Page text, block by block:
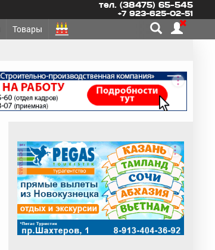
тел. (38475) 65-545
+7 923-625-02-51
Товары
реклама